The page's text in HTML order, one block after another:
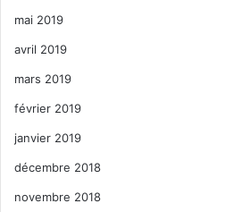
mai 2019
avril 2019
mars 2019
février 2019
janvier 2019
décembre 2018
novembre 2018